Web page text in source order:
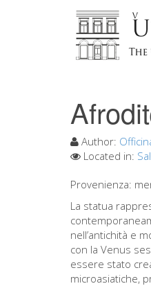
Author:
Located in:
Provenienza:
La statua
nell’antichità e
con la Venus
essere stato
microasiatiche,